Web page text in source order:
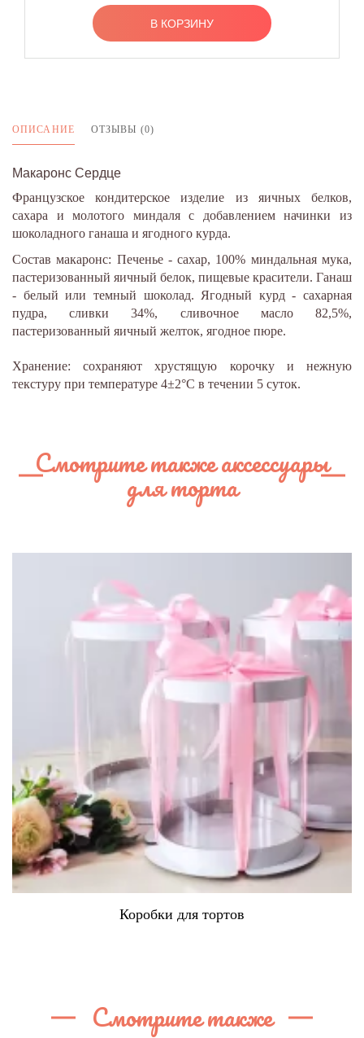
В КОРЗИНУ
ОПИСАНИЕ ОТЗЫВЫ (0)
Макаронс Сердце
Французское кондитерское изделие из яичных белков,
сахара и молотого миндаля с добавлением начинки из
шоколадного ганаша и ягодного курда.
Состав макаронс: Печенье - сахар, 100% миндальная мука,
пастеризованный яичный белок, пищевые красители. Ганаш
- белый или темный шоколад. Ягодный курд - сахарная
пудра, сливки 34%, сливочное масло 82,5%,
пастеризованный яичный желток, ягодное пюре.
Хранение: сохраняют хрустящую корочку и нежную
текстуру при температуре 4±2°С в течении 5 суток.
Смотрите также аксессуары
для торта
Коробки для тортов
Смотрите также